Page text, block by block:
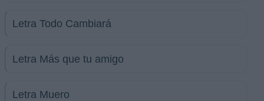
Letra Todo Cambiará
Letra Más que tu amigo
Letra Muero